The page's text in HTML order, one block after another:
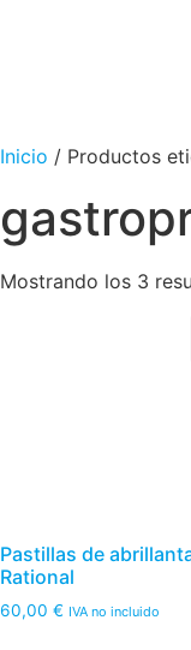
Inicio / Productos
Mostrando los 3
Pastillas de
Rational
60,00 € IVA no incluido